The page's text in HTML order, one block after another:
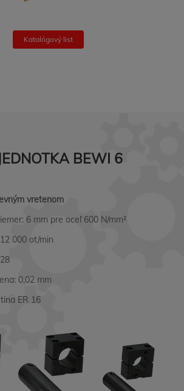
Katalógový list
BEWI 6
vretenom
6 mm pre oceľ 600 N/mm²
000 ot/min
0,02 mm
ER 16